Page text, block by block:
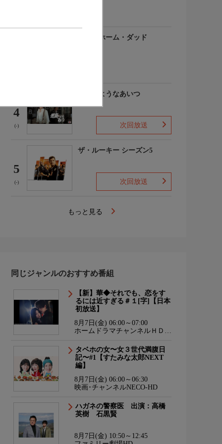
アットホーム・ダッド
4
(-)
悪魔のようなあいつ
次回放送
5
(-)
ザ・ルーキー シーズン5
次回放送
もっと見る
同じジャンルのおすすめ番組
【新】華◆それでも、恋をす
るには近すぎる＃１[字]【日本
初放送】
8月7日(金) 06:00～07:00
ホームドラマチャンネルＨＤ
タベホの女〜女３世代満腹日
記〜#1【すたみな太郎NEXT
編】
8月7日(金) 06:00～06:30
映画･チャンネルNECO-HD
ハガネの警察医 出演：高橋
英樹 石黒賢
8月7日(金) 10:50～12:45